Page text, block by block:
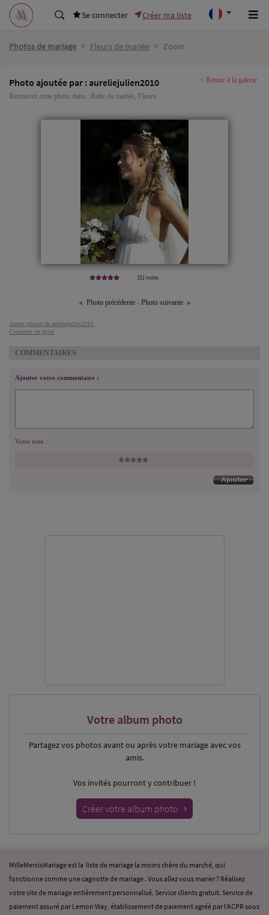
Se connecter Créer ma liste
Photos de mariage > Fleurs de mariée > Zoom
Photo ajoutée par : aureliejulien2010
< Retour à la galerie
Retrouvez cette photo dans : Robe de mariée, Fleurs.
[5] votes
Photo précédente- Photo suivante
Autres photos de aureliejulien2010.
Contacter en privé
COMMENTAIRES
Ajouter votre commentaire :
Votre note :
Votre album photo
Partagez vos photosavant ou après votre mariage avec vos
amis.
Vos invités pourront y contribuer !
Créer votre album photo
MilleMercisMariage est la liste de mariage la moins chère du marché, qui
fonctionne comme une cagnotte de mariage . Vous allez vous marier ? Réalisez
votre site de mariage entièrement personnalisé. Service clients gratuit. Service de
paiement assuré par Lemon Way, établissement de paiement agréé par l’ACPR sous